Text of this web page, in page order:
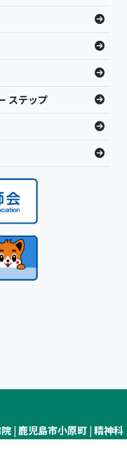
ステップ
| 鹿児島市小原町 | 精神科